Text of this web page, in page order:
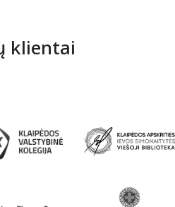
klientai